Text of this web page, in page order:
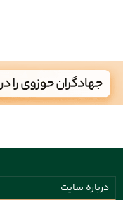
درباره سایت